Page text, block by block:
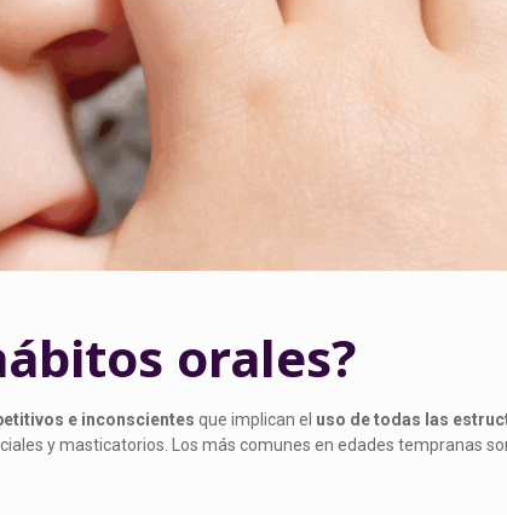
orales?
e inconscientes que implican el uso de todas las
y masticatorios. Los más comunes en edades tempranas